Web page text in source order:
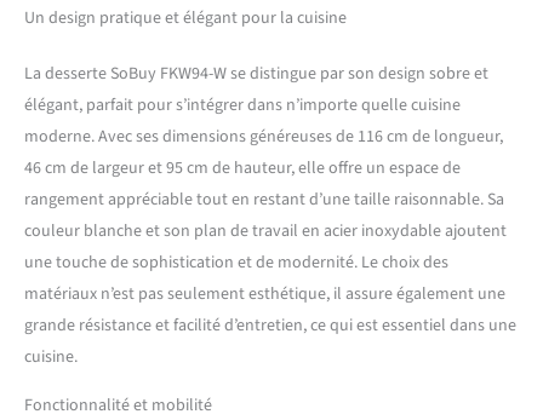
l’intérieur, 4 porte-
torchon. 4 roulettes
détachables pour un
mouvement sans effort.
Capacité de charge max.: 75
kg. Matériaux de qualité,
bois MDF de classe E1 laqué.
Dimensions (L x l x h) :
116cm x 46cm x 95cm.
Dimensions du plan de
travail: 107cm x 46cm.
Facture fournie. Toute
Un design pratique et élégant pour la cuisine
La desserte SoBuy FKW94-W se distingue par son design sobre et
élégant, parfait pour s’intégrer dans n’importe quelle cuisine
moderne. Avec ses dimensions généreuses de 116 cm de longueur,
46 cm de largeur et 95 cm de hauteur, elle offre un espace de
rangement appréciable tout en restant d’une taille raisonnable. Sa
couleur blanche et son plan de travail en acier inoxydable ajoutent
une touche de sophistication et de modernité. Le choix des
matériaux n’est pas seulement esthétique, il assure également une
grande résistance et facilité d’entretien, ce qui est essentiel dans une
cuisine.
Fonctionnalité et mobilité